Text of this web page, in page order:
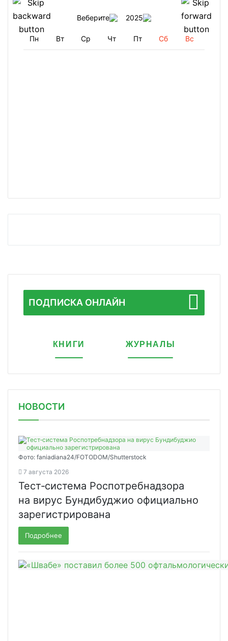
Веберите 2025
Пн Вт Ср Чт Пт Сб Вс
ПОДПИСКА ОНЛАЙН
КНИГИ ЖУРНАЛЫ
НОВОСТИ
Фото: faniadiana24/FOTODOM/Shutterstock
7 августа 2026
Тест‑система Роспотребнадзора
на вирус Бундибуджио официально
зарегистрирована
Подробнее